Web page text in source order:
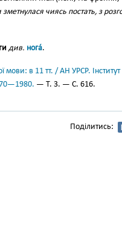
чиясь постать, з
див. нога́.
мови: в 11 тт. / АН УРСР.
— Т. 3. — С. 616.
Поділитись: